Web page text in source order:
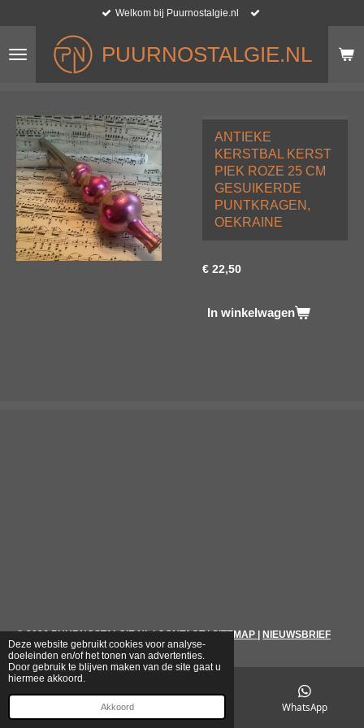
Deze website gebruikt cookies voor analyse-
doeleinden en/of het tonen van advertenties.
Door gebruik te blijven maken van de site gaat u
hiermee akkoord.
Akkoord
naar
hoofdinhoud
PUURNOSTALGIE.NL
Welkom bij Puurnostalgie.nl
ANTIEKE
KERSTBAL KERST
PIEK ROZE 25 CM
GESUIKERDE
PUNTKRAGEN,
OEKRAINE
€ 22,50
In winkelwagen
© 2026 PUURNOSTALGIE.NL|CONTACT|SITEMAP NIEUWSBRIEF
WhatsApp